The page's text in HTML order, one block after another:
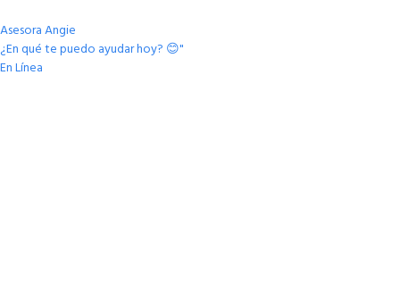
Asesora Angie
¿En qué te puedo ayudar hoy? 😊"
En Línea